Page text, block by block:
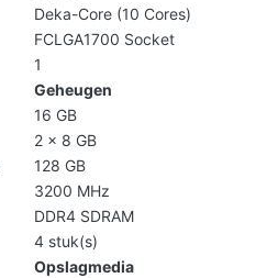
Deka-Core (10 Cores)
FCLGA1700 Socket
1
Geheugen
16 GB
2 x 8 GB
128 GB
3200 MHz
DDR4 SDRAM
4 stuk(s)
Opslagmedia